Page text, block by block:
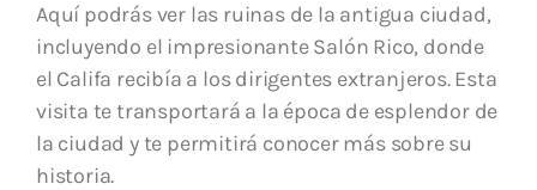
Aquí podrás ver las ruinas de la antigua ciudad,
incluyendo el impresionante Salón Rico, donde
el Califa recibía a los dirigentes extranjeros. Esta
visita te transportará a la época de esplendor de
la ciudad y te permitirá conocer más sobre su
historia.